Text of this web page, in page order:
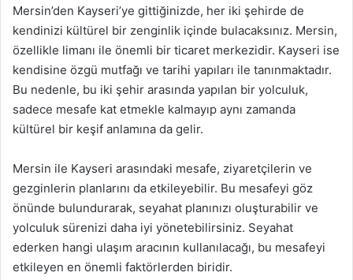
Mersin’den Kayseri’ye gittiğinizde, her iki şehirde de
kendinizi kültürel bir zenginlik içinde bulacaksınız. Mersin,
özellikle limanı ile önemli bir ticaret merkezidir. Kayseri ise
kendisine özgü mutfağı ve tarihi yapıları ile tanınmaktadır.
Bu nedenle, bu iki şehir arasında yapılan bir yolculuk,
sadece mesafe kat etmekle kalmayıp aynı zamanda
kültürel bir keşif anlamına da gelir.
Mersin ile Kayseri arasındaki mesafe, ziyaretçilerin ve
gezginlerin planlarını da etkileyebilir. Bu mesafeyi göz
önünde bulundurarak, seyahat planınızı oluşturabilir ve
yolculuk sürenizi daha iyi yönetebilirsiniz. Seyahat
ederken hangi ulaşım aracının kullanılacağı, bu mesafeyi
etkileyen en önemli faktörlerden biridir.